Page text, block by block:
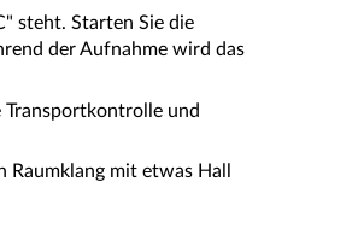
steht. Starten Sie die
der Aufnahme wird das
Transportkontrolle und
mit etwas Hall